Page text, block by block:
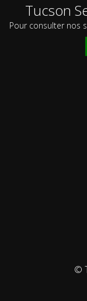
Tucson
Pour consulter nos
©